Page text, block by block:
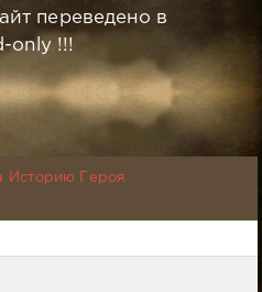
переведено в
only !!!
Историю Героя